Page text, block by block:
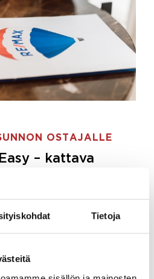
Tietoja
OSTAJALLE
– kattava
ja etsimme juuri